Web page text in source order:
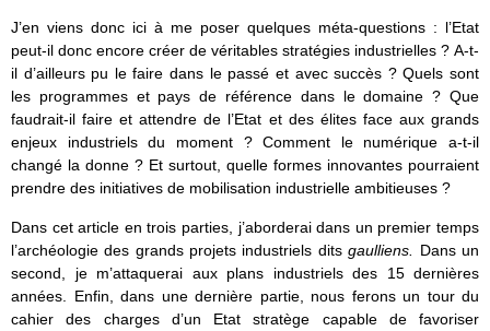
J’en viens donc ici à me poser quelques méta-questions : l’Etat
peut-il donc encore créer de véritables stratégies industrielles ? A-t-
il d’ailleurs pu le faire dans le passé et avec succès ? Quels sont
les programmes et pays de référence dans le domaine ? Que
faudrait-il faire et attendre de l’Etat et des élites face aux grands
enjeux industriels du moment ? Comment le numérique a-t-il
changé la donne ? Et surtout, quelle formes innovantes pourraient
prendre des initiatives de mobilisation industrielle ambitieuses ?
Dans cet article en trois parties, j’aborderai dans un premier temps
l’archéologie des grands projets industriels dits gaulliens.
Dans un
second, je m’attaquerai aux plans industriels des 15 dernières
années. Enfin, dans une dernière partie, nous ferons un tour du
cahier des charges d’un Etat stratège capable de favoriser